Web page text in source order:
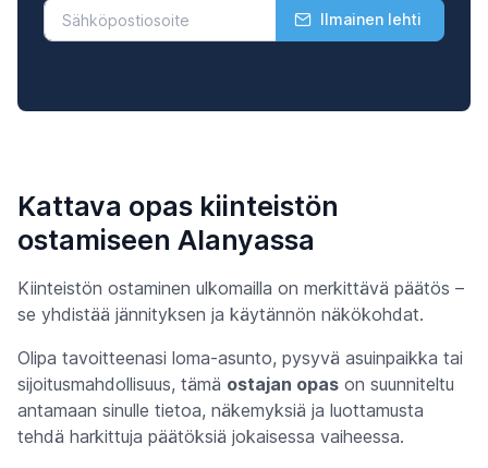
Ilmainen lehti
Kattava opas kiinteistön
ostamiseen Alanyassa
Kiinteistön ostaminen ulkomailla on merkittävä päätös –
se yhdistää jännityksen ja käytännön näkökohdat.
Olipa tavoitteenasi loma-asunto, pysyvä asuinpaikka tai
sijoitusmahdollisuus, tämä ostajan opas on suunniteltu
antamaan sinulle tietoa, näkemyksiä ja luottamusta
tehdä harkittuja päätöksiä jokaisessa vaiheessa.